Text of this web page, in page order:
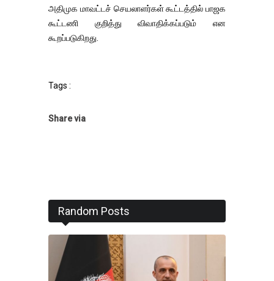
அதிமுக மாவட்டச் செயலாளர்கள் கூட்டத்தில் பாஜக
கூட்டணி குறித்து விவாதிக்கப்படும் என
கூறப்படுகிறது.
Tags :
Share via
Random Posts